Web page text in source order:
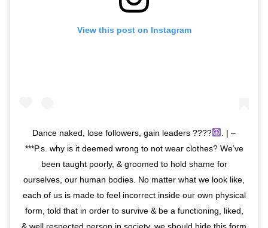
View this post on Instagram
Dance naked, lose followers, gain leaders ????
. | –
***P.s. why is it deemed wrong to not wear clothes? We’ve
been taught poorly, & groomed to hold shame for
ourselves, our human bodies. No matter what we look like,
each of us is made to feel incorrect inside our own physical
form, told that in order to survive & be a functioning, liked,
& well respected person in society, we should hide this form